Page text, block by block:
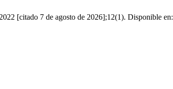
[citado 7 de agosto de 2026];12(1). Disponible en: